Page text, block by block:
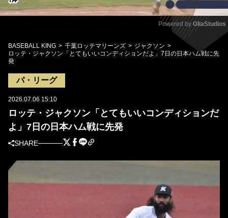
Mute
Powered by GliaStudios
BASEBALL KING 千葉ロッテマリーンズ
ジャクソン
ロッテ・ジャクソン「とてもいいコンディションだよ」7日の日本ハム戦に先
発
パ・リーグ
2026.07.06 15:10
ロッテ・ジャクソン「とてもいいコンディションだ
よ」7日の日本ハム戦に先発
SHARE